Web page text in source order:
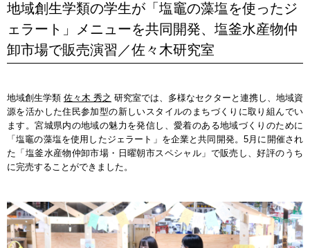
地域創生学類の学生が「塩竈の藻塩を使ったジ
ェラート」メニューを共同開発、塩釜水産物仲
卸市場で販売演習／佐々木研究室
地域創生学類 佐々木 秀之 研究室では、多様なセクターと連携し、地域資
源を活かした住民参加型の新しいスタイルのまちづくりに取り組んでい
ます。宮城県内の地域の魅力を発信し、愛着のある地域づくりのために
「塩竈の藻塩を使用したジェラート」を企業と共同開発。5月に開催され
た「塩釜水産物仲卸市場・日曜朝市スペシャル」で販売し、好評のうち
に完売することができました。